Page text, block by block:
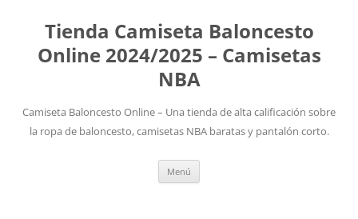
Tienda Camiseta Baloncesto
Online 2024/2025 – Camisetas
NBA
Camiseta Baloncesto Online – Una tienda de alta calificación sobre
la ropa de baloncesto, camisetas NBA baratas y pantalón corto.
Menú